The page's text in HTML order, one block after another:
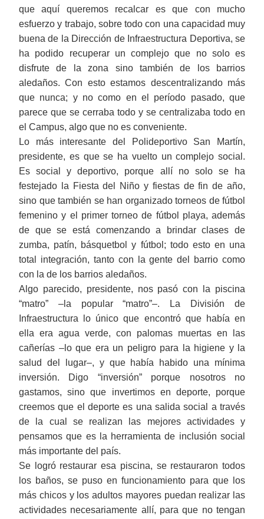
que aquí queremos recalcar es que con mucho
esfuerzo y trabajo, sobre todo con una capacidad muy
buena de la Dirección de Infraestructura Deportiva, se
ha podido recuperar un complejo que no solo es
disfrute de la zona sino también de los barrios
aledaños. Con esto estamos descentralizando más
que nunca; y no como en el período pasado, que
parece que se cerraba todo y se centralizaba todo en
el Campus, algo que no es conveniente.
Lo más interesante del Polideportivo San Martín,
presidente, es que se ha vuelto un complejo social.
Es social y deportivo, porque allí no solo se ha
festejado la Fiesta del Niño y fiestas de fin de año,
sino que también se han organizado torneos de fútbol
femenino y el primer torneo de fútbol playa, además
de que se está comenzando a brindar clases de
zumba, patín, básquetbol y fútbol; todo esto en una
total integración, tanto con la gente del barrio como
con la de los barrios aledaños.
Algo parecido, presidente, nos pasó con la piscina
“matro” ‒la popular “matro”‒. La División de
Infraestructura lo único que encontró que había en
ella era agua verde, con palomas muertas en las
cañerías ‒lo que era un peligro para la higiene y la
salud del lugar‒, y que había habido una mínima
inversión. Digo “inversión” porque nosotros no
gastamos, sino que invertimos en deporte, porque
creemos que el deporte es una salida social a través
de la cual se realizan las mejores actividades y
pensamos que es la herramienta de inclusión social
más importante del país.
Se logró restaurar esa piscina, se restauraron todos
los baños, se puso en funcionamiento para que los
más chicos y los adultos mayores puedan realizar las
actividades necesariamente allí, para que no tengan